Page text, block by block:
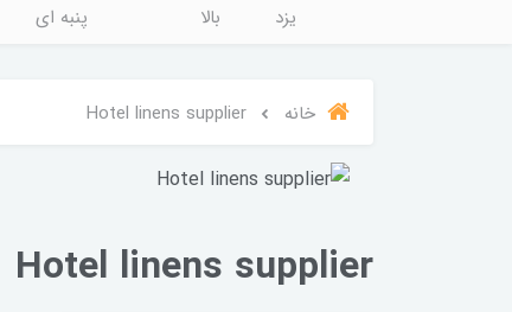
یزد
بالا
پنبه ای
خانه Hotel linens supplier
Hotel linens supplier